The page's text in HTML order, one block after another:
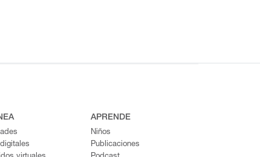
APRENDE
Niños
Publicaciones